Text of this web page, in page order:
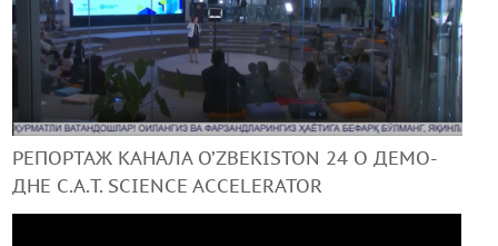
+99890 319 23 51
РЕПОРТАЖ КАНАЛА O’ZBEKISTON 24 О ДЕМО-
ДНЕ C.A.T. SCIENCE ACCELERATOR